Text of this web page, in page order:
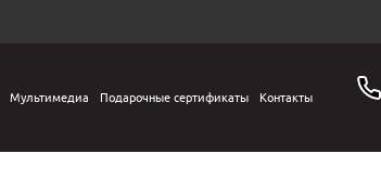
Мультимедиа Подарочные сертификаты Контакты